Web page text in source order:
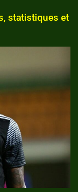
statistiques et